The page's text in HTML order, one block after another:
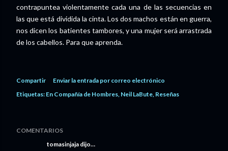
contrapuntea violentamente cada una de las secuencias en
las que está dividida la cinta. Los dos machos están en guerra,
nos dicen los batientes tambores, y una mujer será arrastrada
de los cabellos. Para que aprenda.
Compartir
Enviar la entrada por correo electrónico
Etiquetas: En Compañía de Hombres Neil LaBute Reseñas
COMENTARIOS
tomasinjaja dijo…